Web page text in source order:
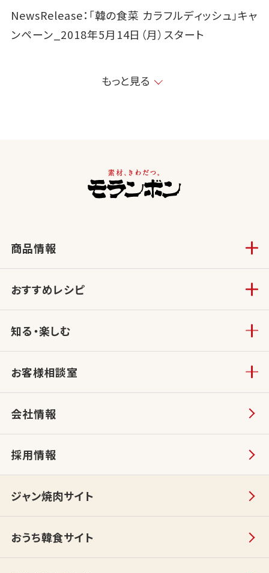
NewsRelease：「韓の食菜 カラフルディッシュ」キャ
ンペーン_2018年5月14日（月）スタート
もっと見る
商品情報
おすすめレシピ
知る・楽しむ
お客様相談室
会社情報
採用情報
ジャン焼肉サイト
おうち韓食サイト